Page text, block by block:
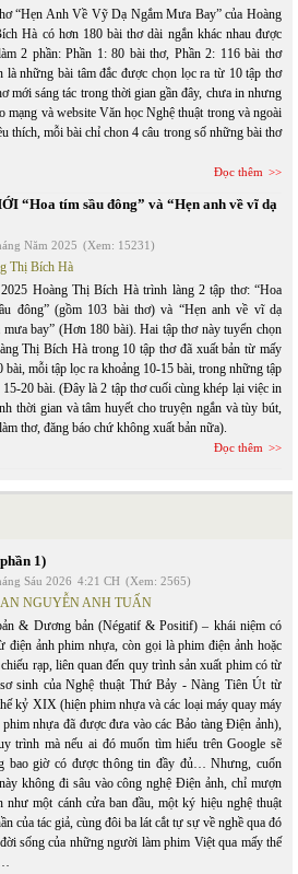
“Hẹn Anh Về Vỹ Dạ Ngắm Mưa Bay” của Hoàng
Hà có hơn 180 bài thơ dài ngắn khác nhau được
2 phần: Phần 1: 80 bài thơ, Phần 2: 116 bài thơ
là những bài tâm đắc được chọn lọc ra từ 10 tập thơ
mới sáng tác trong thời gian gần đây, chưa in nhưng
mạng và website Văn học Nghệ thuật trong và ngoài
thích, mỗi bài chỉ chon 4 câu trong số những bài thơ
Đọc thêm
“Hoa tím sầu đông” và “Hẹn anh về vĩ dạ
Năm 2025 (Xem: 15231)
Thị Bích Hà
Hoàng Thị Bích Hà trình làng 2 tập thơ: “Hoa
đông” (gồm 103 bài thơ) và “Hẹn anh về vĩ dạ
mưa bay” (Hơn 180 bài). Hai tập thơ này tuyển chọn
Thị Bích Hà trong 10 tập thơ đã xuất bản từ mấy
mỗi tập lọc ra khoảng 10-15 bài, trong những tập
20 bài. (Đây là 2 tập thơ cuối cùng khép lại việc in
thời gian và tâm huyết cho truyện ngắn và tùy bút,
thơ, đăng báo chứ không xuất bản nữa).
Đọc thêm
1)
Sáu 2026 4:21 CH (Xem: 2565)
NGUYỄN ANH TUẤN
& Dương bản (Négatif & Positif) – khái niệm có
điện ảnh phim nhựa, còn gọi là phim điện ảnh hoặc
rạp, liên quan đến quy trình sản xuất phim có từ
sinh của Nghệ thuật Thứ Bảy - Nàng Tiên Út từ
kỷ XIX (hiện phim nhựa và các loại máy quay máy
phim nhựa đã được đưa vào các Bảo tàng Điện ảnh),
trình mà nếu ai đó muốn tìm hiểu trên Google sẽ
bao giờ có được thông tin đầy đủ… Nhưng, cuốn
không đi sâu vào công nghệ Điện ảnh, chỉ mượn
một cánh cửa ban đầu, một ký hiệu nghệ thuật
của tác giả, cùng đôi ba lát cắt tự sự về nghề qua đó
sống của những người làm phim Việt qua mấy thế